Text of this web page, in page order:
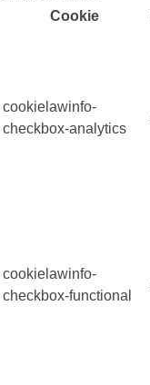
Cookie
cookielawinfo-
checkbox-analytics
cookielawinfo-
checkbox-functional